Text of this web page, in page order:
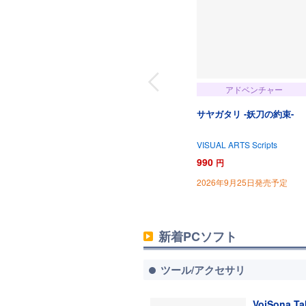
アドベンチャー
サヤガタリ -妖刀の約束-
VISUAL ARTS Scripts
990 円
2026年9月25日発売予定
新着PCソフト
ツール/アクセサリ